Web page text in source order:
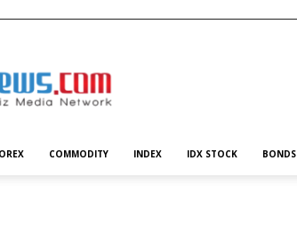
COMMODITY INDEX IDX STOCK BONDS